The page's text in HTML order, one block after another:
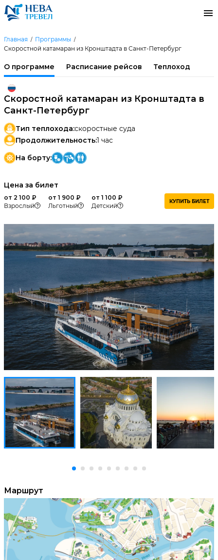
Главная
Программы
Скоростной катамаран из Кронштадта в Санкт-Петербург
О программе Расписание рейсов Теплоход
Скоростной катамаран из Кронштадта в
Санкт-Петербург
Тип теплохода:скоростные суда
Продолжительность:1 час
На борту:
Цена за билет
от 2 100 ₽
Взрослый
от 1 900 ₽
Льготный
от 1 100 ₽
Детский
КУПИТЬ БИЛЕТ
Маршрут